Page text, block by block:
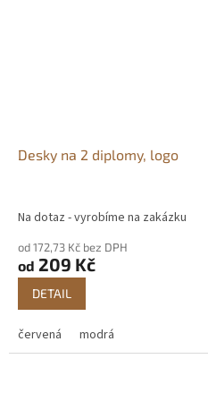
Desky na 2 diplomy, logo
Na dotaz - vyrobíme na zakázku
od 172,73 Kč bez DPH
od 209 Kč
DETAIL
červená modrá